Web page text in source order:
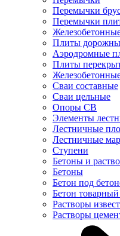
Перемычки
Перемычки
Плиты
Аэродромные
Плиты
Сваи составные
Сваи цельные
Опоры СВ
Элементы
Лестничные
Лестничные
Ступени
Бетоны и
Бетоны
Бетон под
Бетон
Растворы
Растворы